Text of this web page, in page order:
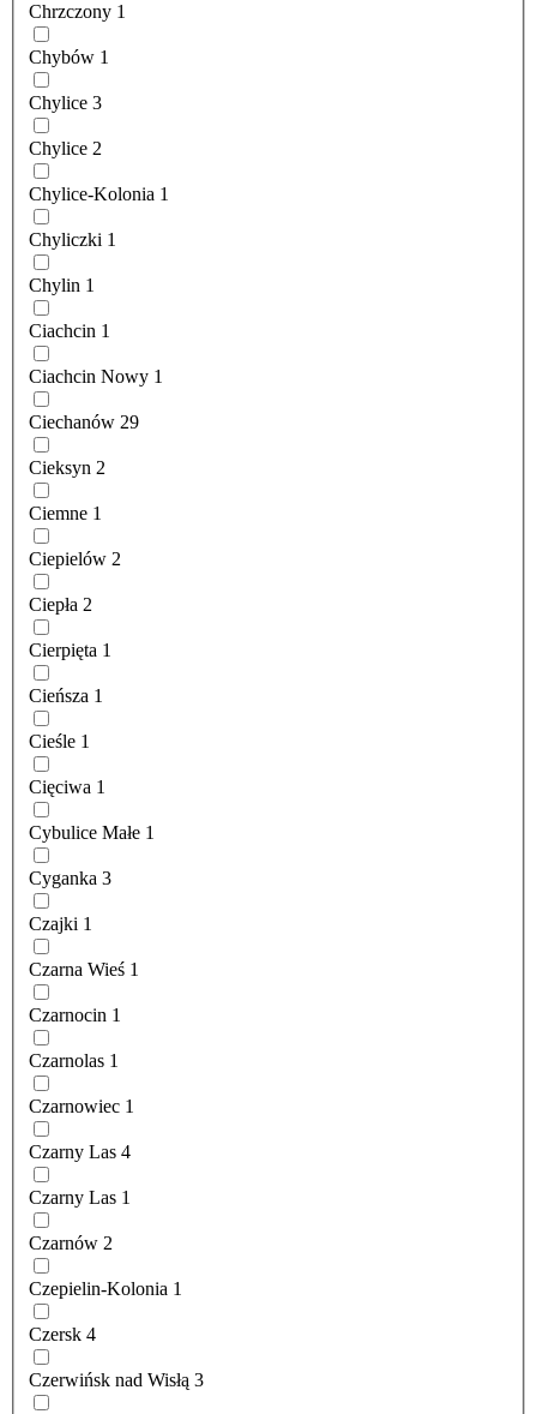
Chrzczony 1
Chybów 1
Chylice 3
Chylice 2
Chylice-Kolonia 1
Chyliczki 1
Chylin 1
Ciachcin 1
Ciachcin Nowy 1
Ciechanów 29
Cieksyn 2
Ciemne 1
Ciepielów 2
Ciepła 2
Cierpięta 1
Cieńsza 1
Cieśle 1
Cięciwa 1
Cybulice Małe 1
Cyganka 3
Czajki 1
Czarna Wieś 1
Czarnocin 1
Czarnolas 1
Czarnowiec 1
Czarny Las 4
Czarny Las 1
Czarnów 2
Czepielin-Kolonia 1
Czersk 4
Czerwińsk nad Wisłą 3